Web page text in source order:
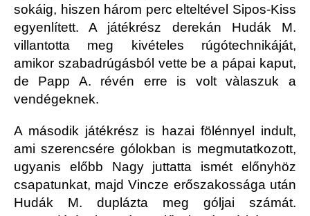
sokáig, hiszen három perc elteltével Sipos-Kiss
egyenlített. A játékrész derekán Hudák M.
villantotta meg kivételes rúgótechnikáját,
amikor szabadrúgásból vette be a pápai kaput,
de Papp A. révén erre is volt vàlaszuk a
vendégeknek.
A második játékrész is hazai fölénnyel indult,
ami szerencsére gólokban is megmutatkozott,
ugyanis előbb Nagy juttatta ismét előnyhöz
csapatunkat, majd Vincze erőszakossága után
Hudák M. duplázta meg góljai számát.